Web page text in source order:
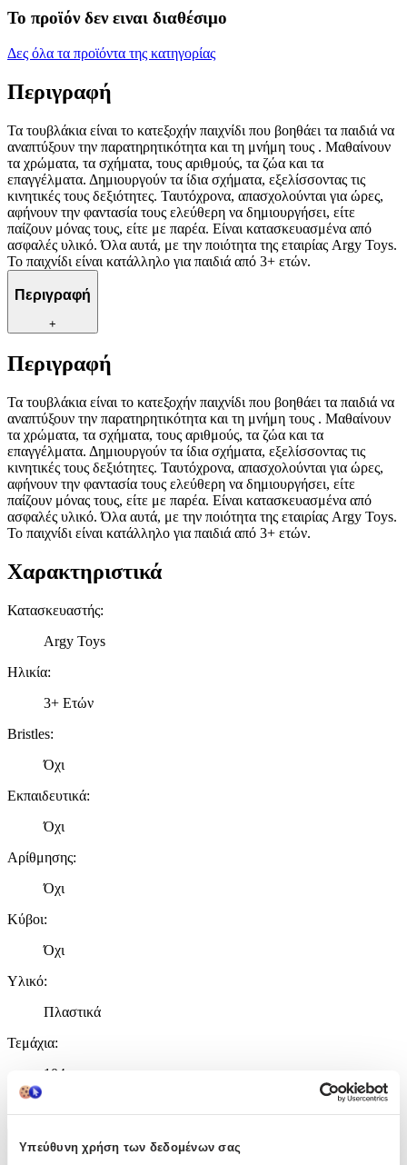
Υπεύθυνη χρήση των δεδομένων σας
Το προϊόν δεν ειναι διαθέσιμο
Δες όλα τα προϊόντα της κατηγορίας
Περιγραφή
Τα τουβλάκια είναι το κατεξοχήν παιχνίδι που βοηθάει τα παιδιά να
αναπτύξουν την παρατηρητικότητα και τη μνήμη τους . Μαθαίνουν
τα χρώματα, τα σχήματα, τους αριθμούς, τα ζώα και τα
επαγγέλματα. Δημιουργούν τα ίδια σχήματα, εξελίσσοντας τις
κινητικές τους δεξιότητες. Ταυτόχρονα, απασχολούνται για ώρες,
αφήνουν την φαντασία τους ελεύθερη να δημιουργήσει, είτε
παίζουν μόνας τους, είτε με παρέα. Είναι κατασκευασμένα από
ασφαλές υλικό. Όλα αυτά, με την ποιότητα της εταιρίας Argy Toys.
Το παιχνίδι είναι κατάλληλο για παιδιά από 3+ ετών.
Περιγραφή
+
Περιγραφή
Τα τουβλάκια είναι το κατεξοχήν παιχνίδι που βοηθάει τα παιδιά να
αναπτύξουν την παρατηρητικότητα και τη μνήμη τους . Μαθαίνουν
τα χρώματα, τα σχήματα, τους αριθμούς, τα ζώα και τα
επαγγέλματα. Δημιουργούν τα ίδια σχήματα, εξελίσσοντας τις
κινητικές τους δεξιότητες. Ταυτόχρονα, απασχολούνται για ώρες,
αφήνουν την φαντασία τους ελεύθερη να δημιουργήσει, είτε
παίζουν μόνας τους, είτε με παρέα. Είναι κατασκευασμένα από
ασφαλές υλικό. Όλα αυτά, με την ποιότητα της εταιρίας Argy Toys.
Το παιχνίδι είναι κατάλληλο για παιδιά από 3+ ετών.
Χαρακτηριστικά
Κατασκευαστής:
Argy Toys
Ηλικία:
3+ Ετών
Bristles:
Όχι
Εκπαιδευτικά:
Όχι
Αρίθμησης:
Όχι
Κύβοι:
Όχι
Υλικό:
Πλαστικά
Τεμάχια:
104
Χαρακτηριστικά